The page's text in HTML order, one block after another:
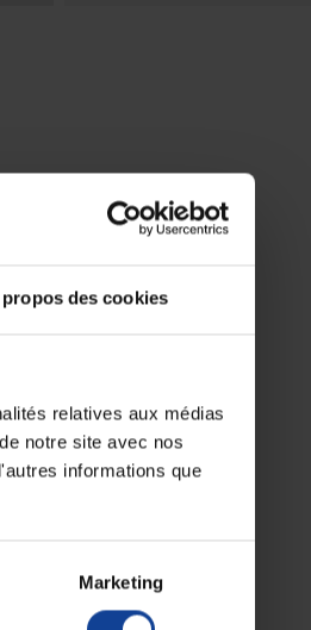
propos des cookies
relatives aux médias
notre site avec nos
informations que
Marketing